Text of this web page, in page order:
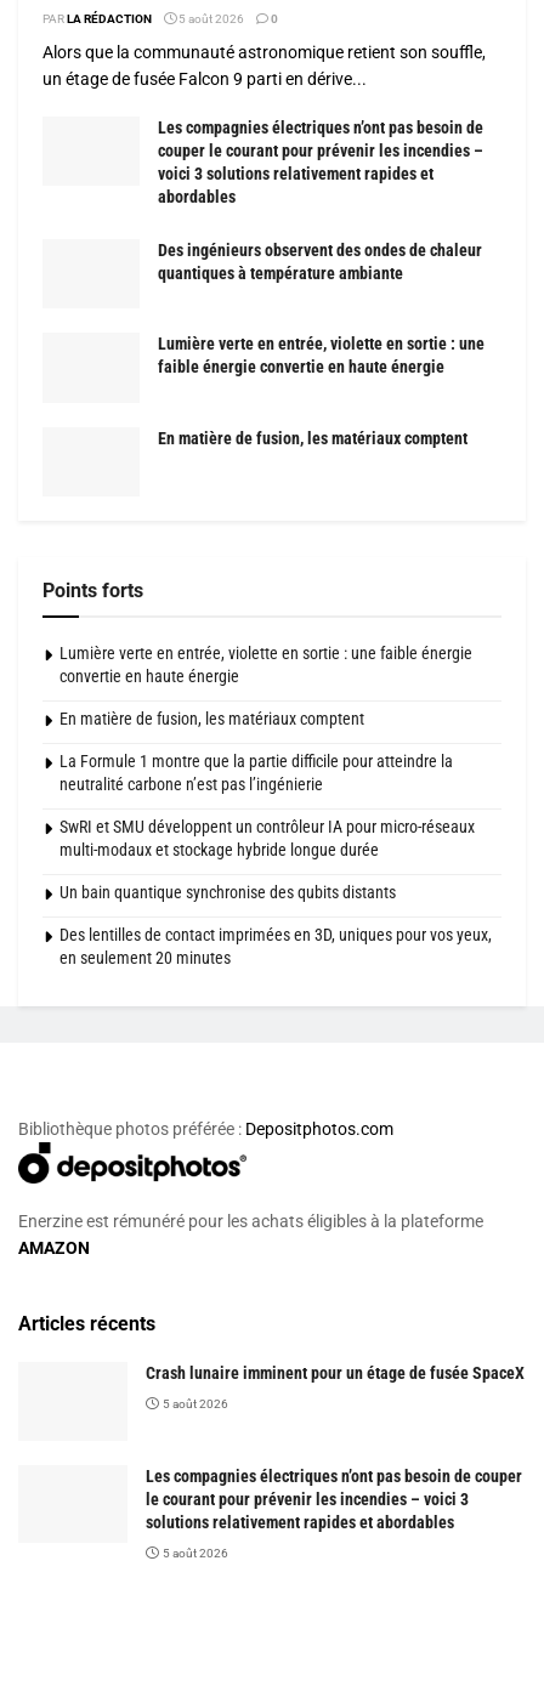
PARLA RÉDACTION 5 août 2026 0
Alors que la communauté astronomique retient son souffle,
un étage de fusée Falcon 9 parti en dérive...
Les compagnies électriques n’ont pas besoin de
couper le courant pour prévenir les incendies –
voici 3 solutions relativement rapides et
abordables
Des ingénieurs observent des ondes de chaleur
quantiques à température ambiante
Lumière verte en entrée, violette en sortie : une
faible énergie convertie en haute énergie
En matière de fusion, les matériaux comptent
Points forts
Lumière verte en entrée, violette en sortie : une faible énergie
convertie en haute énergie
En matière de fusion, les matériaux comptent
La Formule 1 montre que la partie difficile pour atteindre la
neutralité carbone n’est pas l’ingénierie
SwRI et SMU développent un contrôleur IA pour micro-réseaux
multi-modaux et stockage hybride longue durée
Un bain quantique synchronise des qubits distants
Des lentilles de contact imprimées en 3D, uniques pour vos yeux,
en seulement 20 minutes
Bibliothèque photos préférée : Depositphotos.com
Enerzine est rémunéré pour les achats éligibles à la plateforme
AMAZON
Articles récents
Crash lunaire imminent pour un étage de fusée SpaceX
5 août 2026
Les compagnies électriques n’ont pas besoin de couper
le courant pour prévenir les incendies – voici 3
solutions relativement rapides et abordables
5 août 2026